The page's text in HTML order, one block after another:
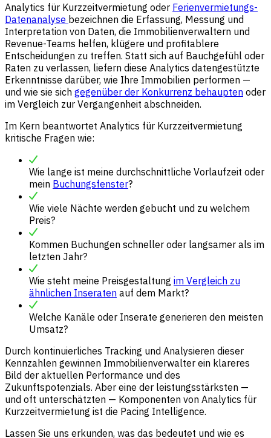
Analytics für Kurzzeitvermietung oder Ferienvermietungs-
Datenanalyse bezeichnen die Erfassung, Messung und
Interpretation von Daten, die Immobilienverwaltern und
Revenue-Teams helfen, klügere und profitablere
Entscheidungen zu treffen. Statt sich auf Bauchgefühl oder
Raten zu verlassen, liefern diese Analytics datengestützte
Erkenntnisse darüber, wie Ihre Immobilien performen —
und wie sie sich gegenüber der Konkurrenz behaupten oder
im Vergleich zur Vergangenheit abschneiden.
Im Kern beantwortet Analytics für Kurzzeitvermietung
kritische Fragen wie:
Wie lange ist meine durchschnittliche Vorlaufzeit oder
mein Buchungsfenster?
Wie viele Nächte werden gebucht und zu welchem
Preis?
Kommen Buchungen schneller oder langsamer als im
letzten Jahr?
Wie steht meine Preisgestaltung im Vergleich zu
ähnlichen Inseraten auf dem Markt?
Welche Kanäle oder Inserate generieren den meisten
Umsatz?
Durch kontinuierliches Tracking und Analysieren dieser
Kennzahlen gewinnen Immobilienverwalter ein klareres
Bild der aktuellen Performance und des
Zukunftspotenzials. Aber eine der leistungsstärksten —
und oft unterschätzten — Komponenten von Analytics für
Kurzzeitvermietung ist die Pacing Intelligence.
Lassen Sie uns erkunden, was das bedeutet und wie es